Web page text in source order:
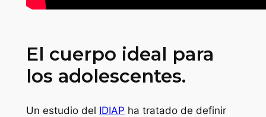
El cuerpo ideal para
los adolescentes.
Un estudio del IDIAP ha tratado de definir